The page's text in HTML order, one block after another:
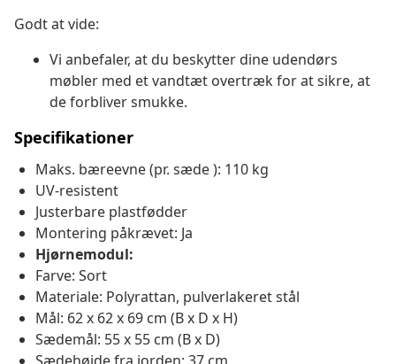
Godt at vide:
Vi anbefaler, at du beskytter dine udendørs
møbler med et vandtæt overtræk for at sikre, at
de forbliver smukke.
Specifikationer
Maks. bæreevne (pr. sæde ): 110 kg
UV-resistent
Justerbare plastfødder
Montering påkrævet: Ja
Hjørnemodul:
Farve: Sort
Materiale: Polyrattan, pulverlakeret stål
Mål: 62 x 62 x 69 cm (B x D x H)
Sædemål: 55 x 55 cm (B x D)